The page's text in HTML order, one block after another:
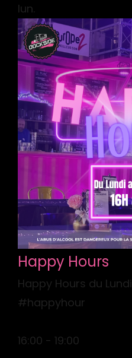
lun.
Happy Hours
Happy Hours du Lundi
#happyhour
16:00 - 19:00